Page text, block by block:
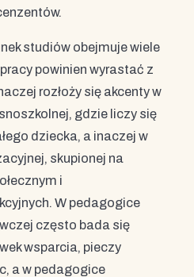
studiów obejmuje wiele
powinien wyrastać z
rozłoży się akcenty w
gdzie liczy się
dziecka, a inaczej w
skupionej na
i
W pedagogice
często bada się
wsparcia, pieczy
a w pedagogice